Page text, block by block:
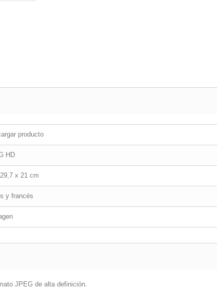
producto
HD
x 21 cm
y francés
JPEG de alta definición.